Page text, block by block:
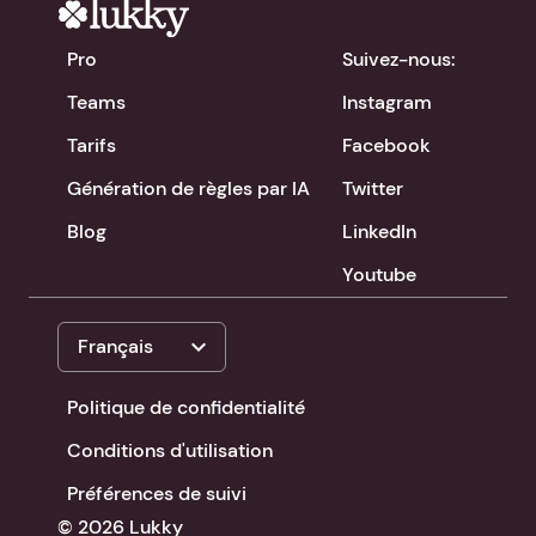
Pro
Teams
Tarifs
Génération de règles par IA
Blog
Suivez-nous:
Instagram
Facebook
Twitter
LinkedIn
Youtube
Français expand_more
Politique de confidentialité
Conditions d'utilisation
Préférences de suivi
© 2026 Lukky